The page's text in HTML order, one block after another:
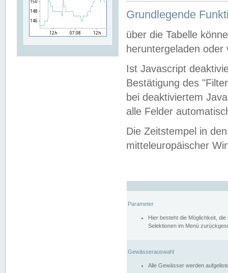
Grundlegende
über die Tabelle
heruntergeladen oder
Ist Javascript
Bestätigung des
bei deaktiviertem
alle Felder
Die Zeitstempel in
mitteleuropäischer
Parameter
Hier besteht die Möglichkeit,
Selektionen im Menü
Gewässerauswahl
Alle Gewässer werden